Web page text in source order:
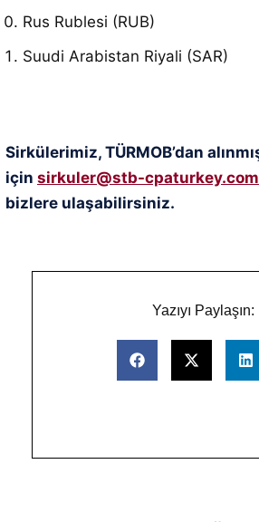
Rus Rublesi (RUB)
Suudi Arabistan Riyali (SAR)
Sirkülerimiz, TÜRMOB’dan
için sirkuler@stb-cpaturkey.com
bizlere ulaşabilirsiniz.
Yazıyı Paylaşın: